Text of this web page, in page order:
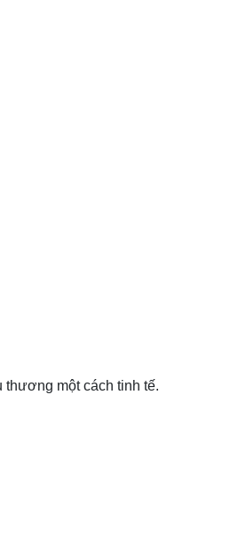
một cách tinh tế.